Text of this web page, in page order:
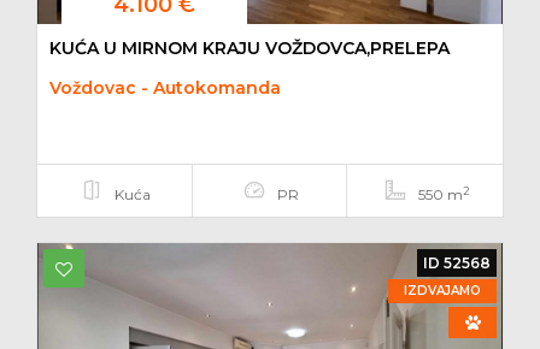
KUĆA U MIRNOM KRAJU VOŽDOVCA,PRELEPA
Voždovac - Autokomanda
Kuća PR 550 m2
ID 52568
IZDVAJAMO